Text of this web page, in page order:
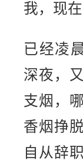
我，现
已经凌
深夜，
支烟，
香烟挣
自从辞